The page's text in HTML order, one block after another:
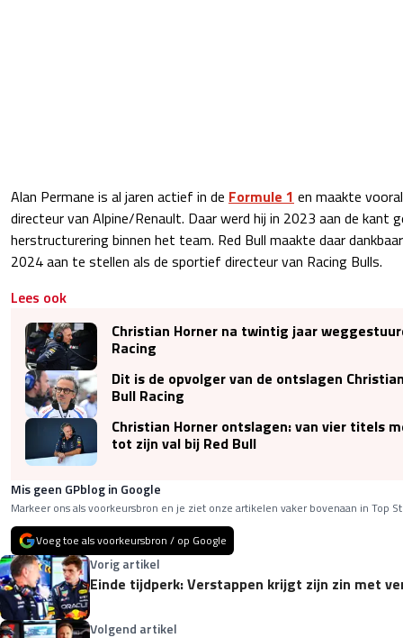
Alan Permane is al jaren actief in de Formule 1 en maakte
directeur van Alpine/Renault. Daar werd hij in 2023 aan de kant
herstructurering binnen het team. Red Bull maakte daar
2024 aan te stellen als de sportief directeur van Racing Bulls.
Lees ook
Christian Horner na twintig jaar
Racing
Dit is de opvolger van de ontslagen
Bull Racing
Christian Horner ontslagen: van vier titels
tot zijn val bij Red Bull
Mis geen GPblog in Google
Markeer ons als voorkeursbron en je ziet onze artikelen vaker bovenaan in Top
Voeg toe als voorkeursbron / op Google
Vorig artikel
Einde tijdperk: Verstappen krijgt zijn zin met
Volgend artikel